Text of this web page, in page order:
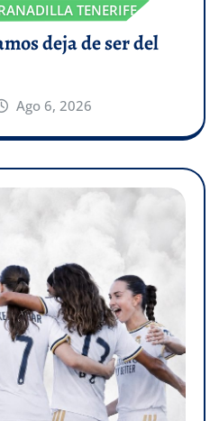
TENERIFE
deja de ser del
Ago 6, 2026